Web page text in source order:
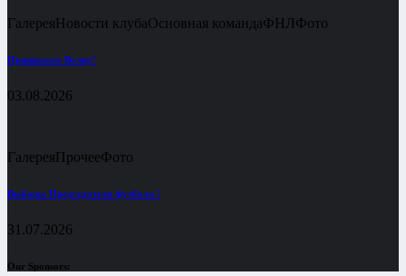
ГалереяНовости клубаОсновная командаФНЛФото
Принимаем Волну!
03.08.2026
ГалереяПрочееФото
Выборы Председателя футбола !
31.07.2026
Our Sponsors: